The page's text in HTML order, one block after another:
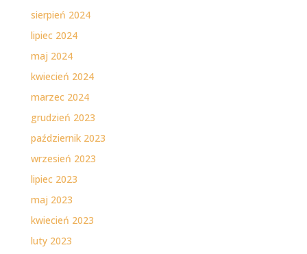
sierpień 2024
lipiec 2024
maj 2024
kwiecień 2024
marzec 2024
grudzień 2023
październik 2023
wrzesień 2023
lipiec 2023
maj 2023
kwiecień 2023
luty 2023